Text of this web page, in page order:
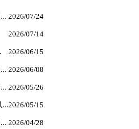
2026/07/24
2026/07/14
2026/06/15
2026/06/08
2026/05/26
...2026/05/15
2026/04/28